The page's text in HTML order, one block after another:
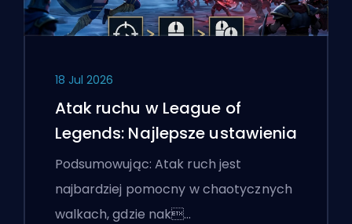
18 Jul 2026
Atak ruchu w League of
Legends: Najlepsze ustawienia
Podsumowując: Atak ruch jest
najbardziej pomocny w chaotycznych
walkach, gdzie nak…